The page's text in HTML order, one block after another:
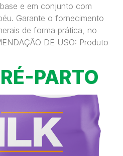
e em conjunto com
Garante o fornecimento
de forma prática, no
DE USO: Produto
PARTO